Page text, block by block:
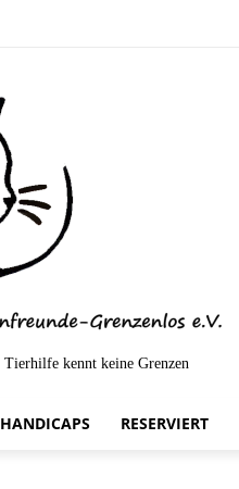
Tierhilfe kennt keine Grenzen
HANDICAPS RESERVIERT